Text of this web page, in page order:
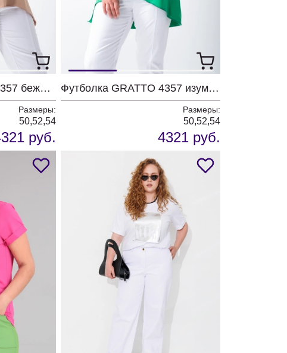
Футболка GRATTO 4357 бежевый
Размеры:
50,52,54
руб.
Футболка GRATTO 4357 изумруд
Размеры:
50,52,54
4321 руб.